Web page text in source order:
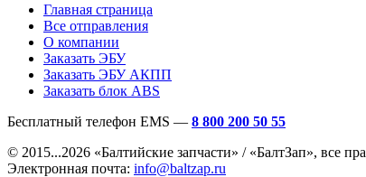
Главная страница
Все отправления
О компании
Заказать ЭБУ
Заказать ЭБУ АКПП
Заказать блок ABS
Бесплатный телефон EMS — 8 800 200 50 55
© 2015...2026 «Балтийские запчасти» / «БалтЗап», все
Электронная почта: info@baltzap.ru